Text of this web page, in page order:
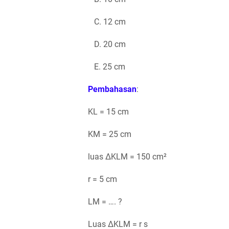
C. 12 cm
D. 20 cm
E. 25 cm
Pembahasan:
KL = 15 cm
KM = 25 cm
luas ΔKLM = 150 cm²
r = 5 cm
LM = …. ?
Luas ΔKLM = r s